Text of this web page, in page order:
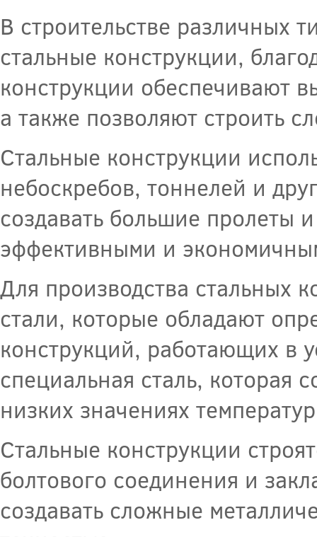
В строительстве различных
стальные конструкции,
конструкции обеспечивают
а также позволяют строить
Стальные конструкции
небоскребов, тоннелей и
создавать большие пролеты
эффективными и
Для производства стальных
стали, которые обладают
конструкций, работающих в
специальная сталь, которая
низких значениях
Стальные конструкции
болтового соединения и
создавать сложные